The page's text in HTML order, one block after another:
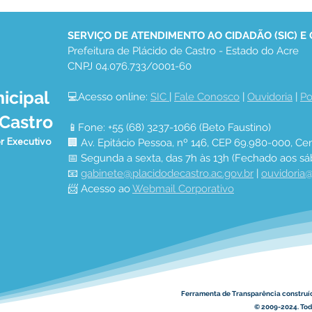
Agricultura de Plácido de
Castro leva tecnologia e
assistência técnica ao
campo
Executivo
SERVIÇO DE ATENDIMENTO AO CIDADÃO (SIC) E
Prefeitura de Plácido de Castro - Estado do Acre
CNPJ 04.076.733/0001-60
💻Acesso online: SIC Fale Conosco Ouvidoria
📱Fone: +55 (68) 3237-1066 (Beto Faustino)
🏢 Av. Epitácio Pessoa, nº 146, CEP 69.980-000,
📅 Segunda a sexta, das 7h às 13h (Fechado aos
📧 gabinete@placidodecastro.ac.gov.br
📨 Acesso ao Webmail Corporativo
Ferramenta de Transparência
© 2009-2024.